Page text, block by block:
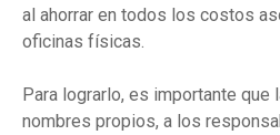
al ahorrar en todos los costos
oficinas físicas.
Para lograrlo, es importante que
nombres propios, a los